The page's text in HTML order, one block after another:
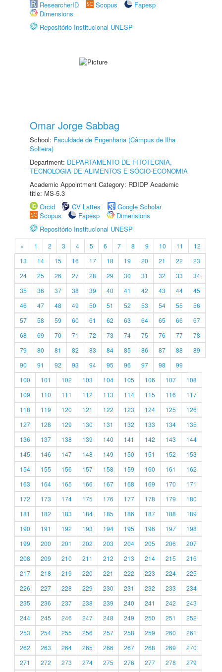
ResearcherID
Scopus
Fapesp
Dimensions
Repositório Institucional UNESP
Omar Jorge Sabbag
School: Faculdade de Engenharia (Câmpus de Ilha
Solteira)
Department: DEPARTAMENTO DE FITOTECNIA,
TECNOLOGIA DE ALIMENTOS E SÓCIO-ECONOMIA
Academic Appointment Category: RDIDP Academic
title: MS-5.3
Orcid
CV Lattes
Google Scholar
Scopus
Fapesp
Dimensions
Repositório Institucional UNESP
« 1 2 3 4 5 6 7 8 9 10 11
12
13
14 15 16 17 18 19 20 21 22
23
24
25 26 27 28 29 30 31 32 33
34
35
36 37 38 39 40 41 42 43 44
45
46
47 48 49 50 51 52 53 54 55
56
57
58 59 60 61 62 63 64 65 66
67
68
69 70 71 72 73 74 75 76 77
78
79
80 81 82 83 84 85 86 87 88
89
90
91 92 93 94 95 96 97 98
99
100
101 102 103 104 105 106 107
108
109
110 111 112 113 114 115 116
117
118
119 120 121 122 123 124 125
126
127
128 129 130 131 132 133 134
135
136
137 138 139 140 141 142 143
144
145
146 147 148 149 150 151 152
153
154
155 156 157 158 159 160 161
162
163
164 165 166 167 168 169 170
171
172
173 174 175 176 177 178 179
180
181
182 183 184 185 186 187 188
189
190
191 192 193 194 195 196 197
198
199
200 201 202 203 204 205 206
207
208
209 210 211 212 213 214 215
216
217
218 219 220 221 222 223 224
225
226
227 228 229 230 231 232 233
234
235
236 237 238 239 240 241 242
243
244
245 246 247 248 249 250 251
252
253
254 255 256 257 258 259 260
261
262
263 264 265 266 267 268 269
270
271
272 273 274 275 276 277 278 279